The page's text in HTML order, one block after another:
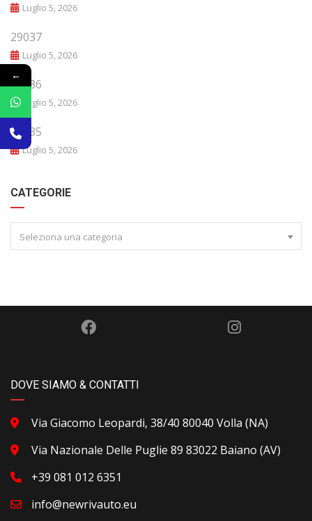
Luglio 5, 2026
29037
Luglio 5, 2026
29036
Luglio 5, 2026
29035
Luglio 5, 2026
CATEGORIE
Seleziona una categoria
DOVE SIAMO & CONTATTI
Via Giacomo Leopardi, 38/40 80040 Volla (NA)
Via Nazionale Delle Puglie 89 83022 Baiano (AV)
+39 081 012 6351
info@newrivauto.eu
←